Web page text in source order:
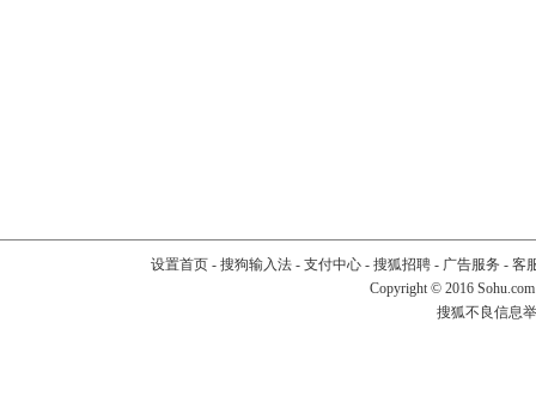
设置首页- 搜狗输入法- 支付中心- 搜狐招聘- 广告服务 - 客
Copyright © 2016
搜狐不良信息